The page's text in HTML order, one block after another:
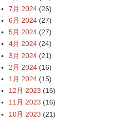
7月 2024 (26)
6月 2024 (27)
5月 2024 (27)
4月 2024 (24)
3月 2024 (21)
2月 2024 (16)
1月 2024 (15)
12月 2023 (16)
11月 2023 (16)
10月 2023 (21)